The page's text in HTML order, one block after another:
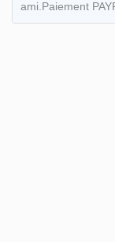
ami.Paiement